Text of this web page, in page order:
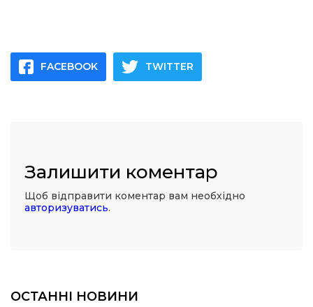
FACEBOOK TWITTER
Залишити коментар
Щоб відправити коментар вам необхідно
авторизуватись.
ОСТАННІ НОВИНИ